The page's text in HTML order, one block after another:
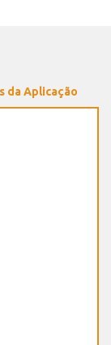
da Aplicação